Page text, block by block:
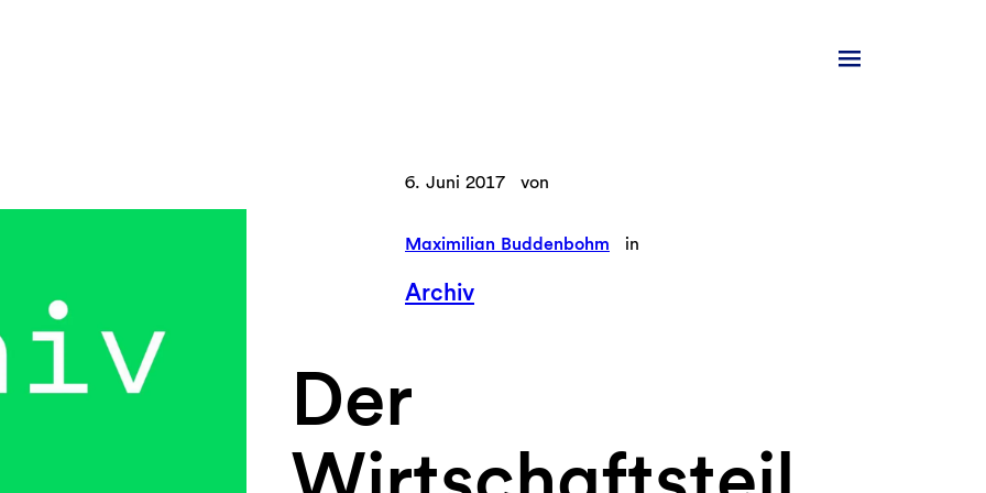
6. Juni 2017 von
Maximilian Buddenbohm in
Archiv
Der